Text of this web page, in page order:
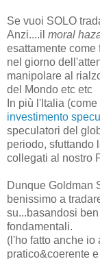
Se vuoi SOLO
Anzi....il moral
esattamente
nel giorno
manipolare al
del Mondo etc etc
In più l'Italia
investimento
speculatori del
periodo, sfuttando
collegati al nostro
Dunque Goldman
benissimo a
su...basandosi
fondamentali.
(l'ho fatto anche io
pratico&coerente